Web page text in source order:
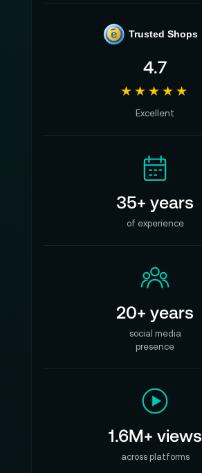
e Trusted Shops
4.7
★★★★★
Excellent
35+ years
of experience
20+ years
social media
presence
1.6M+ views
across platforms